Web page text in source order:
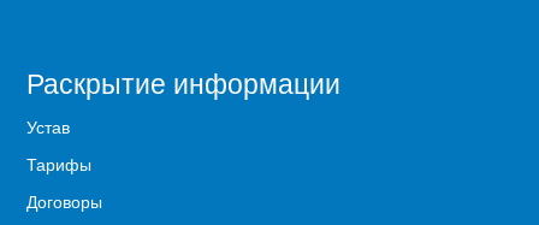
Раскрытие информации
Устав
Тарифы
Договоры